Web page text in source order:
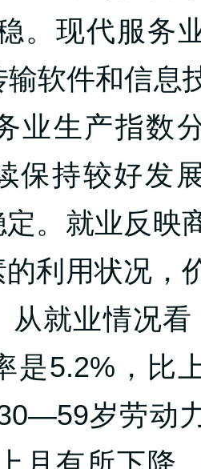
。现代服务
软件和信息
业生产指数
保持较好发展
。就业反映
利用状况，
从就业情况看
是5.2%，比
岁劳动